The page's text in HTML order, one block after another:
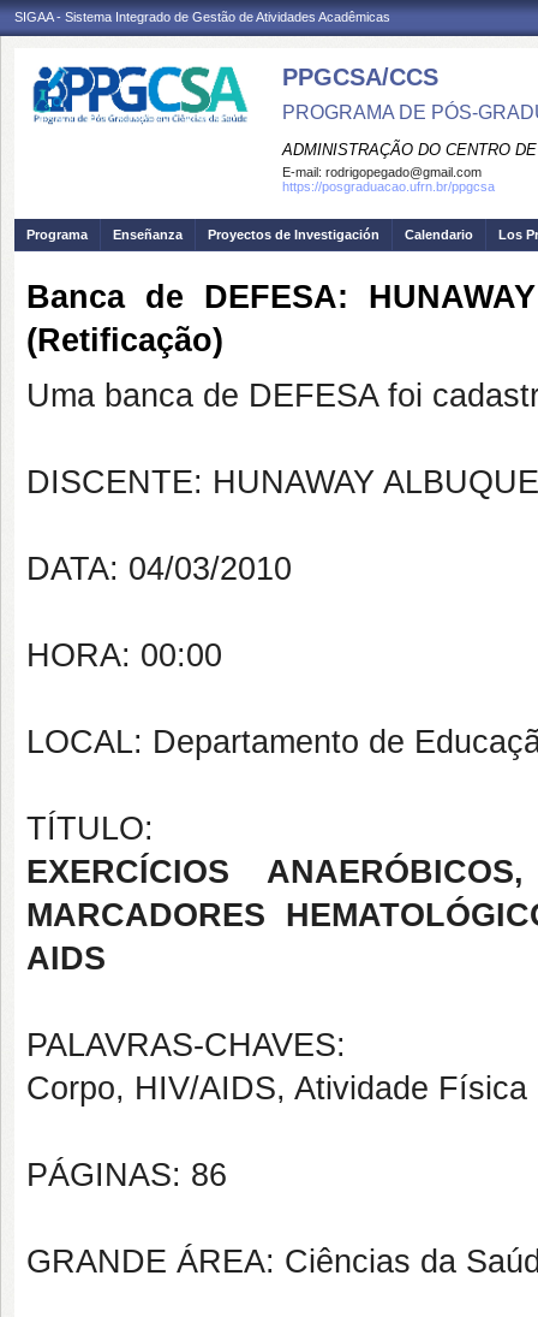
SIGAA - Sistema Integrado de Gestão de Atividades Acadêmicas
PPGCSA/CCS
PROGRAMA DE PÓS-
ADMINISTRAÇÃO DO CENTRO
E-mail: rodrigopegado@gmail.com
https://posgraduacao.ufrn.br/ppgcsa
Programa Enseñanza Proyectos de Investigación Calendario Los
Banca de DEFESA:
(Retificação)
Uma banca de DEFESA foi
DISCENTE: HUNAWAY
DATA: 04/03/2010
HORA: 00:00
LOCAL: Departamento de
TÍTULO:
EXERCÍCIOS
MARCADORES
AIDS
PALAVRAS-CHAVES:
Corpo, HIV/AIDS, Atividade Física
PÁGINAS: 86
GRANDE ÁREA: Ciências da